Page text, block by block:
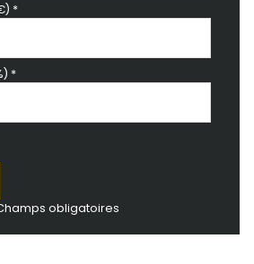
*
*
obligatoires